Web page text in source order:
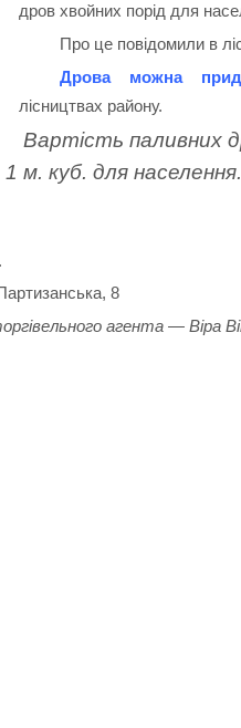
дров хвойних порід для
Про це повідомили в
Дрова можна
лісництвах району.
Вартість паливних
м. куб. для населення.
8
агента — Віра